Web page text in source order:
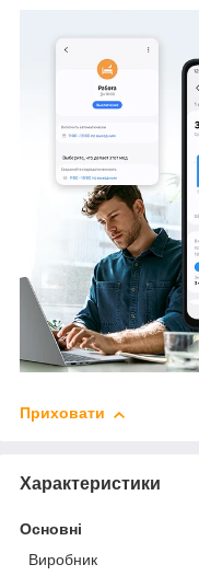
Приховати
Характеристики
Основні
Виробник